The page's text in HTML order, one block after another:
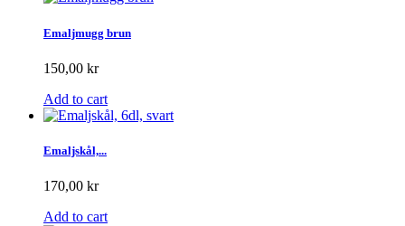
Emaljmugg brun
150,00 kr
Add to cart
Emaljskål,...
170,00 kr
Add to cart